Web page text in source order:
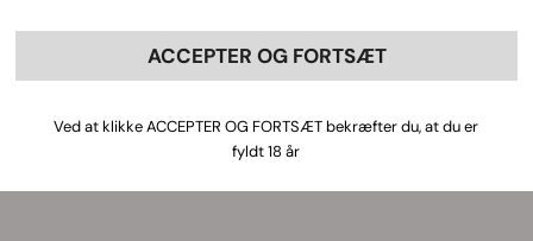
ACCEPTER OG FORTSÆT
Ved at klikke ACCEPTER OG FORTSÆT bekræfter du, at du er
fyldt 18 år